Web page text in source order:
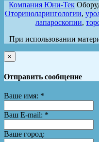
Компания Юни-Тек
Оториноларингологии,
лапароскопии,
При использовании
×
Отправить сообщение
Ваше имя: *
Ваш E-mail: *
Ваше город: